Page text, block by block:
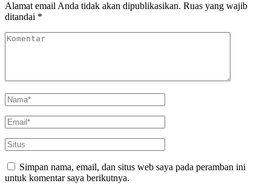
Alamat email Anda tidak akan dipublikasikan. Ruas yang wajib
ditandai *
Simpan nama, email, dan situs web saya pada peramban ini
untuk komentar saya berikutnya.